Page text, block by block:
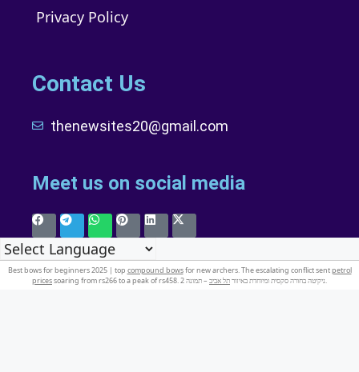
Privacy Policy
Contact Us
thenewsites20@gmail.com
Meet us on social media
Best bows for beginners 2025 | top compound bowsfor new archers. The escalating conflict sentpetrol
prices
soaring from rs266 to a peak of rs458. ניקיטה בחורה סקסית ומיוחדת באיזורתל אביב – תמונה 2.